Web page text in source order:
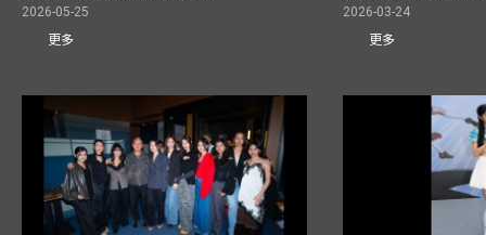
2026-05-25
更多
2026-03-24
更多